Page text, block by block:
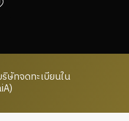
ษัทจดทะเบียนใน